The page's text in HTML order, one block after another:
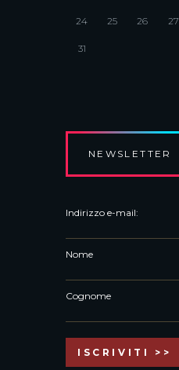
24 25 26 27
31
NEWSLETTER
Indirizzo e-mail:
Nome
Cognome